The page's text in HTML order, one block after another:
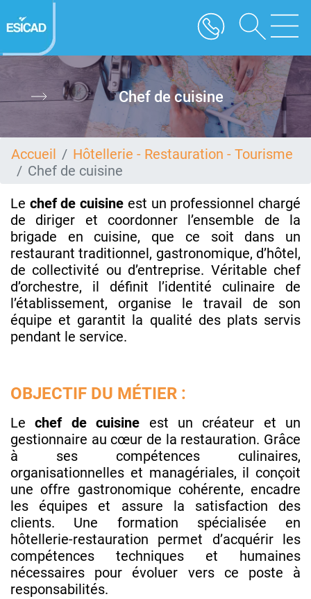
au
contenu
Chef de cuisine
Accueil
Hôtellerie - Restauration - Tourisme
Chef de cuisine
Le chef de cuisine est un professionnel chargé
de diriger et coordonner l’ensemble de la
brigade en cuisine, que ce soit dans un
restaurant traditionnel, gastronomique, d’hôtel,
de collectivité ou d’entreprise. Véritable chef
d’orchestre, il définit l’identité culinaire de
l’établissement, organise le travail de son
équipe et garantit la qualité des plats servis
pendant le service.
OBJECTIF DU MÉTIER :
Lechef de cuisine est un créateur et un
gestionnaire au cœur de la restauration. Grâce
à ses compétences culinaires,
organisationnelles et managériales, il conçoit
une offre gastronomique cohérente, encadre
les équipes et assure la satisfaction des
clients. Une formation spécialisée en
hôtellerie-restauration permet d’acquérir les
compétences techniques et humaines
nécessaires pour évoluer vers ce poste à
responsabilités.